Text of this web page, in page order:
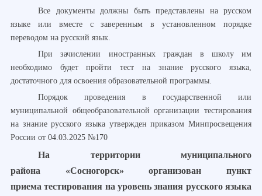
Все документы должны быть представлены на русском
языке или вместе с заверенным в установленном порядке
переводом на русский язык.
При зачислении иностранных граждан в школу им
необходимо будет пройти тест на знание русского языка,
достаточного для освоения образовательной программы.
Порядок проведения в государственной или
муниципальной общеобразовательной организации тестирования
на знание русского языка утвержден приказом Минпросвещения
России от 04.03.2025 №170
На территории муниципального
района «Сосногорск» организован пункт
приема тестирования на уровень знания русского языка